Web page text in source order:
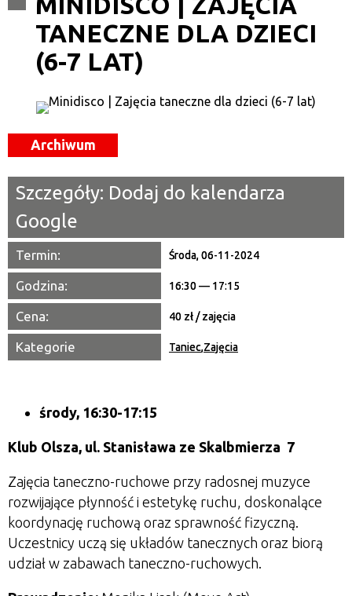
Kategoria
Trwające w zakresie
Promowane
TANECZNE DLA DZIECI
(6-7 LAT)
Archiwum
Szczegóły: Dodaj do kalendarza
Google
Termin: Środa, 06-11-2024
Godzina: 16:30 — 17:15
Cena: 40 zł / zajęcia
Kategorie Taniec,Zajęcia
środy, 16:30-17:15
Klub Olsza, ul. Stanisława ze Skalbmierza 7
Zajęcia taneczno-ruchowe przy radosnej muzyce
rozwijające płynność i estetykę ruchu, doskonalące
koordynację ruchową oraz sprawność fizyczną.
Uczestnicy uczą się układów tanecznych oraz biorą
udział w zabawach taneczno-ruchowych.